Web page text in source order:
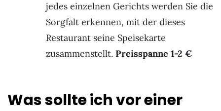
jedes einzelnen Gerichts werden Sie die
Sorgfalt erkennen, mit der dieses
Restaurant seine Speisekarte
zusammenstellt. Preisspanne 1-2 €
Was sollte ich vor einer